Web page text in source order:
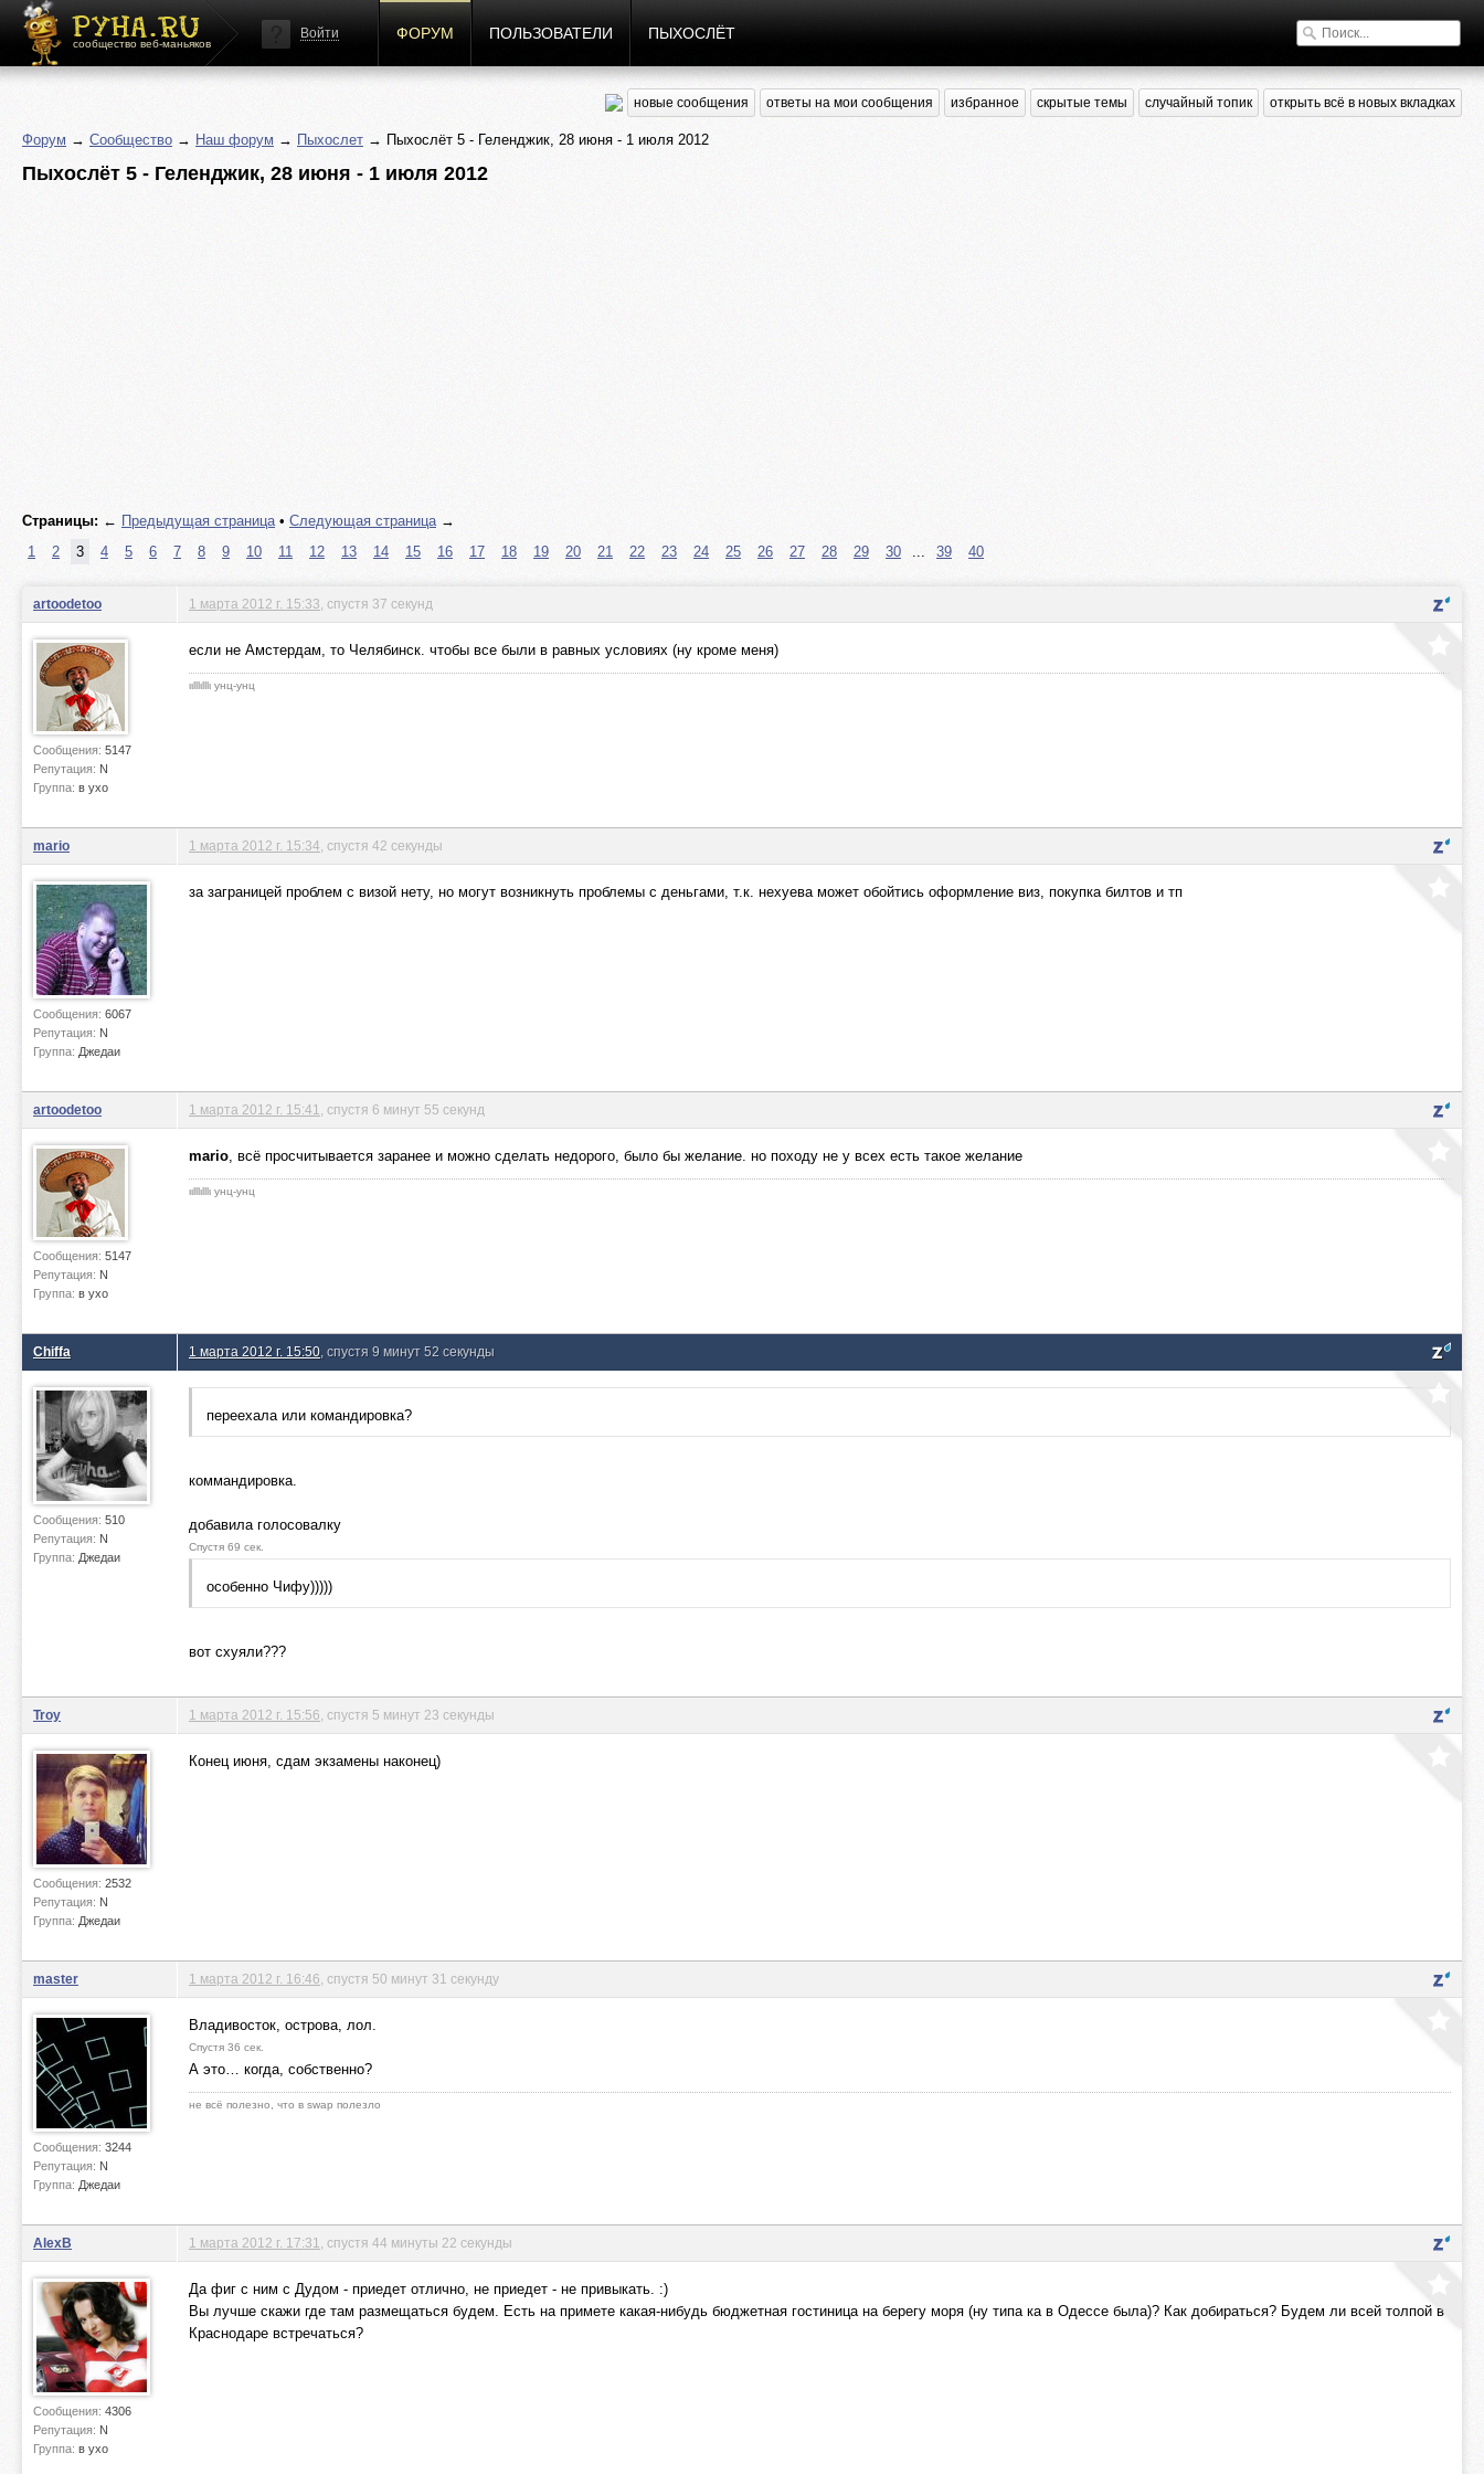
сообщество веб-маньяков
Войти ФОРУМ ПОЛЬЗОВАТЕЛИ ПЫХОСЛЁТ
новые сообщения ответы на мои сообщения избранное скрытые темы случайный топик открыть всё в новых вкладках
Форум → Сообщество → Наш форум → Пыхослет → Пыхослёт 5 - Геленджик, 28 июня - 1 июля 2012
Пыхослёт 5 - Геленджик, 28 июня - 1 июля 2012
Страницы: ← Предыдущая страница• Следующая страница→
1
2 3 4 5 6 7 8 9 10 11 12 13 14 15 16 17 18 19 20 21 22 23 24 25 26 27 28 29 30 ... 39 40
artoodetoo
Сообщения: 5147
Репутация: N
Группа: в ухо
1 марта 2012 г. 15:33 , спустя 37 секунд
если не Амстердам, то Челябинск. чтобы все были в равных условиях (ну кроме меня)
ιιlllιlllι унц-унц
mario
Сообщения: 6067
Репутация: N
Группа: Джедаи
1 марта 2012 г. 15:34 , спустя 42 секунды
за заграницей проблем с визой нету, но могут возникнуть проблемы с деньгами, т.к. нехуева может обойтись оформление виз, покупка билтов и тп
artoodetoo
Сообщения: 5147
Репутация: N
Группа: в ухо
1 марта 2012 г. 15:41 , спустя 6 минут 55 секунд
mario, всё просчитывается заранее и можно сделать недорого, было бы желание. но походу не у всех есть такое желание
ιιlllιlllι унц-унц
Chiffa
Сообщения: 510
Репутация: N
Группа: Джедаи
1 марта 2012 г. 15:50 , спустя 9 минут 52 секунды
переехала или командировка?
коммандировка.
добавила голосовалку
Спустя 69 сек.
особенно Чифу)))))
вот схуяли???
Troy
Сообщения: 2532
Репутация: N
Группа: Джедаи
1 марта 2012 г. 15:56 , спустя 5 минут 23 секунды
Конец июня, сдам экзамены наконец)
master
Сообщения: 3244
Репутация: N
Группа: Джедаи
1 марта 2012 г. 16:46 , спустя 50 минут 31 секунду
Владивосток, острова, лол.
Спустя 36 сек.
А это… когда, собственно?
не всё полезно, что в swap полезло
AlexB
Сообщения: 4306
Репутация: N
Группа: в ухо
1 марта 2012 г. 17:31 , спустя 44 минуты 22 секунды
Да фиг с ним с Дудом - приедет отлично, не приедет - не привыкать. :)
Вы лучше скажи где там размещаться будем. Есть на примете какая-нибудь бюджетная гостиница на берегу моря (ну типа ка в Одессе была)? Как добираться? Будем ли всей толпой в
Краснодаре встречаться?